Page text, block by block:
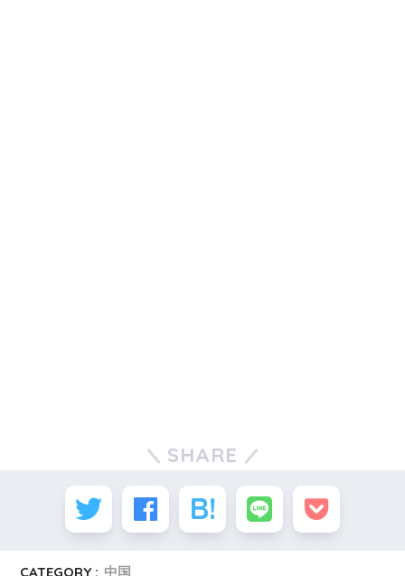
SHARE
CATEGORY : 中国